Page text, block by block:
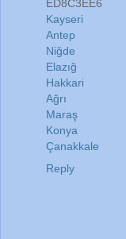
ED8C3EE6
Kayseri
Antep
Niğde
Elazığ
Hakkari
Ağrı
Maraş
Konya
Çanakkale
Reply